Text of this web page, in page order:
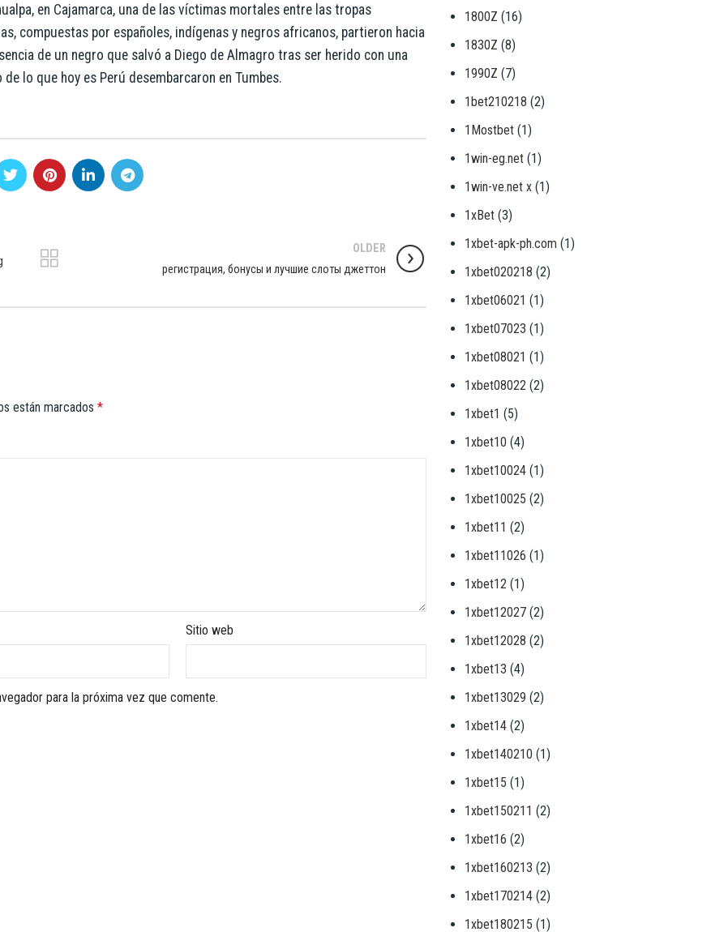
en Cajamarca, una de las víctimas mortales entre las tropas
compuestas por españoles, indígenas y negros africanos, partieron hacia
de un negro que salvó a Diego de Almagro tras ser herido con una
lo que hoy es Perú desembarcaron en Tumbes.
OLDER
регистрация, бонусы и лучшие слоты джеттон
están marcados *
Sitio web
para la próxima vez que comente.
1800Z (16)
1830Z (8)
1990Z (7)
1bet210218 (2)
1Mostbet (1)
1win-eg.net (1)
1win-ve.net x (1)
1xBet (3)
1xbet-apk-ph.com (1)
1xbet020218 (2)
1xbet06021 (1)
1xbet07023 (1)
1xbet08021 (1)
1xbet08022 (2)
1xbet1 (5)
1xbet10 (4)
1xbet10024 (1)
1xbet10025 (2)
1xbet11 (2)
1xbet11026 (1)
1xbet12 (1)
1xbet12027 (2)
1xbet12028 (2)
1xbet13 (4)
1xbet13029 (2)
1xbet14 (2)
1xbet140210 (1)
1xbet15 (1)
1xbet150211 (2)
1xbet16 (2)
1xbet160213 (2)
1xbet170214 (2)
1xbet180215 (1)